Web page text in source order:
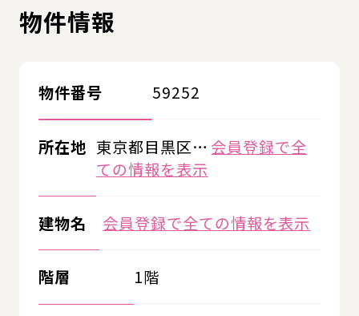
物件情報
物件番号 59252
所在地 東京都目黒区… 会員登録で全
ての情報を表示
建物名 会員登録で全ての情報を表示
階層 1階